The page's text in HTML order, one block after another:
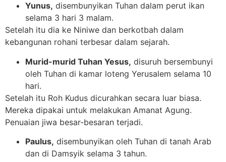
Yunus, disembunyikan Tuhan dalam perut ikan
selama 3 hari 3 malam.
Setelah itu dia ke Niniwe dan berkotbah dalam
kebangunan rohani terbesar dalam sejarah.
Murid-murid Tuhan Yesus, disuruh bersembunyi
oleh Tuhan di kamar loteng Yerusalem selama 10
hari.
Setelah itu Roh Kudus dicurahkan secara luar biasa.
Mereka dipakai untuk melakukan Amanat Agung.
Penuaian jiwa besar-besaran terjadi.
Paulus, disembunyikan oleh Tuhan di tanah Arab
dan di Damsyik selama 3 tahun.